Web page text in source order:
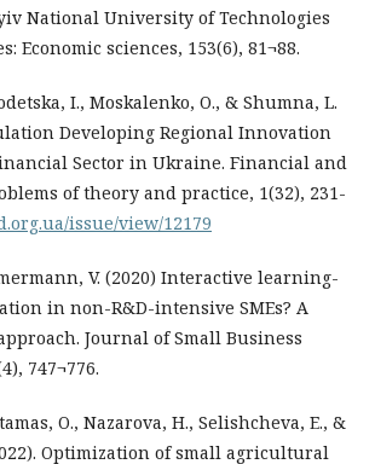
National University of Technologies
Economic sciences, 153(6), 81¬88.
I., Moskalenko, O., & Shumna, L.
Developing Regional Innovation
Sector in Ukraine. Financial and
of theory and practice, 1(32), 231-
issue/view/12179
V. (2020) Interactive learning-
in non-R&D-intensive SMEs? A
Journal of Small Business
747¬776.
O., Nazarova, H., Selishcheva, E., &
Optimization of small agricultural